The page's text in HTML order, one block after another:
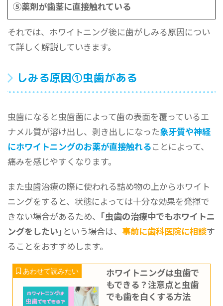
⑤薬剤が歯茎に直接触れている
それでは、ホワイトニング後に歯がしみる原因につい
て詳しく解説していきます。
しみる原因①虫歯がある
虫歯になると虫歯菌によって歯の表面を覆っているエ
ナメル質が溶け出し、剥き出しになった象牙質や神経
にホワイトニングのお薬が直接触れることによって、
痛みを感じやすくなります。
また虫歯治療の際に使われる詰め物の上からホワイト
ニングをすると、状態によっては十分な効果を発揮で
きない場合があるため、 ｢虫歯の治療中でもホワイトニ
ングをしたい｣ という場合は、 事前に歯科医院に相談す
ることをおすすめします。
ホワイトニングは虫歯で
もできる？注意点と虫歯
でも歯を白くする方法